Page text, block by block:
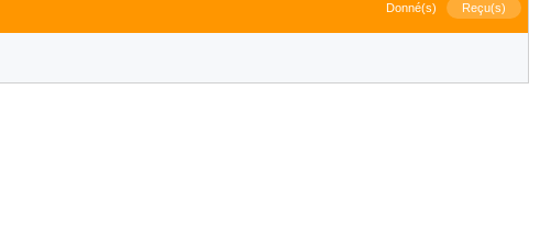
Donné(s) Reçu(s)